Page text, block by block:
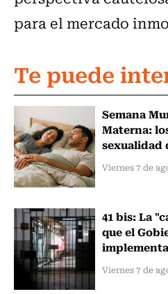
para el mercado
Te puede
Semana
Materna:
sexualidad
Viernes 7 de
41 bis: La
que el
Viernes 7 de